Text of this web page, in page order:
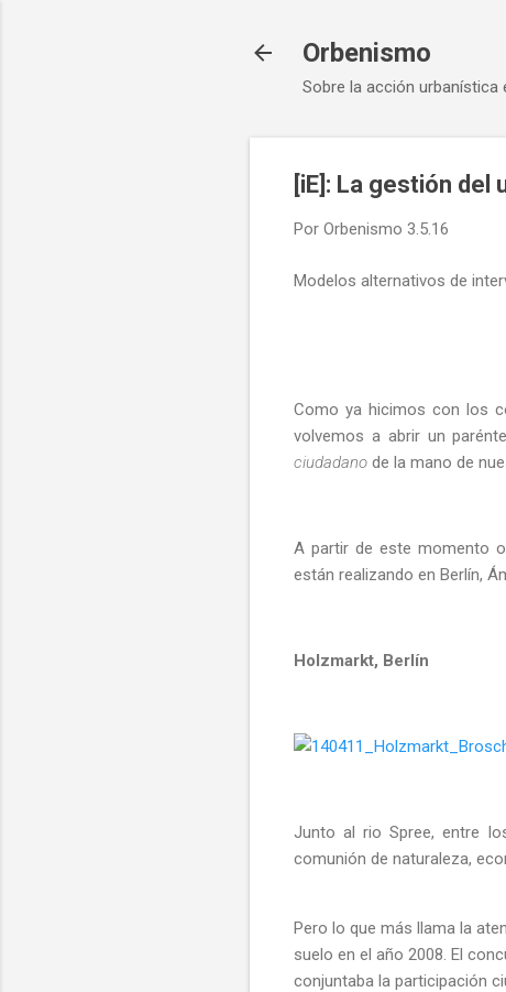
Orbenismo
Sobre la acción urbanística
[iE]: La gestión
Por Orbenismo 3.5.16
Modelos alternativos de
Como ya hicimos con los
volvemos a abrir un
ciudadano de la mano de
A partir de este momento
están realizando en Berlín,
Holzmarkt, Berlín
Junto al rio Spree, entre
comunión de naturaleza,
Pero lo que más llama la
suelo en el año 2008. El
conjuntaba la participación